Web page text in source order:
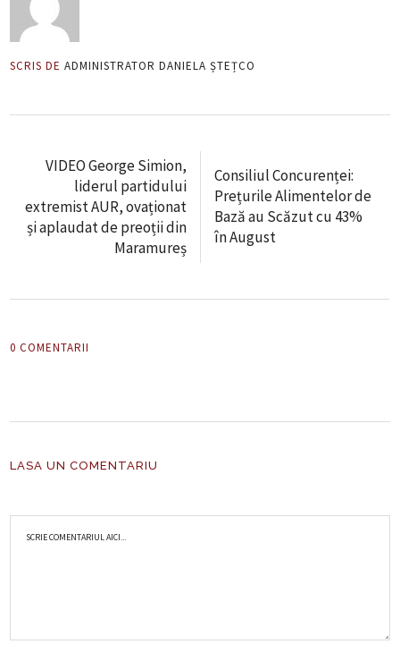
SCRIS DE ADMINISTRATOR DANIELA ȘTEȚCO
VIDEO George Simion,
liderul partidului
extremist AUR, ovaționat
și aplaudat de preoții din
Maramureș
Consiliul Concurenței:
Prețurile Alimentelor de
Bază au Scăzut cu 43%
în August
0 COMENTARII
LASA UN COMENTARIU